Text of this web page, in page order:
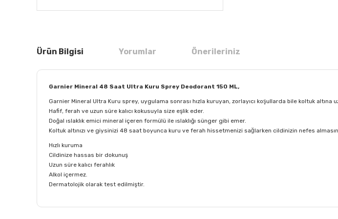
Ürün Bilgisi Yorumlar Önerileriniz
Garnier Mineral 48 Saat Ultra Kuru Sprey Deodorant 150 ML,
Garnier Mineral Ultra Kuru sprey, uygulama sonrası hızla kuruyan, zorlayıcı koşullarda bile koltuk
Hafif, ferah ve uzun süre kalıcı kokusuyla size eşlik eder.
Doğal ıslaklık emici mineral içeren formülü ile ıslaklığı sünger gibi emer.
Koltuk altınızı ve giysinizi 48 saat boyunca kuru ve ferah hissetmenizi sağlarken cildinizin nefes
Hızlı kuruma
Cildinize hassas bir dokunuş
Uzun süre kalıcı ferahlık
Alkol içermez.
Dermatolojik olarak test edilmiştir.